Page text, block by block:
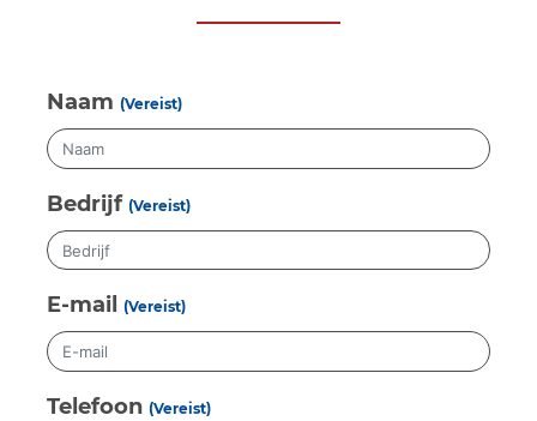
Naam (Vereist)
Bedrijf (Vereist)
E-mail (Vereist)
Telefoon (Vereist)